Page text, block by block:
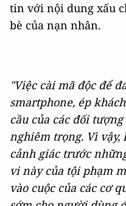
tin với nội dung xấu
bè của nạn nhân.
"Việc cài mã độc để
smartphone, ép
cầu của các đối
nghiêm trọng. Vì vậy,
cảnh giác trước
vi này của tội phạm
vào cuộc của các cơ